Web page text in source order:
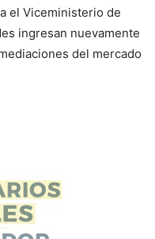
el Viceministerio de
ingresan nuevamente
del mercado